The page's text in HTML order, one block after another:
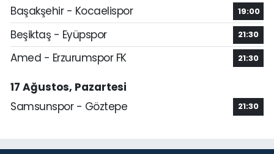
Başakşehir - Kocaelispor
19:00
Beşiktaş - Eyüpspor 21:30
Amed - Erzurumspor FK 21:30
17 Ağustos, Pazartesi
Samsunspor - Göztepe
21:30